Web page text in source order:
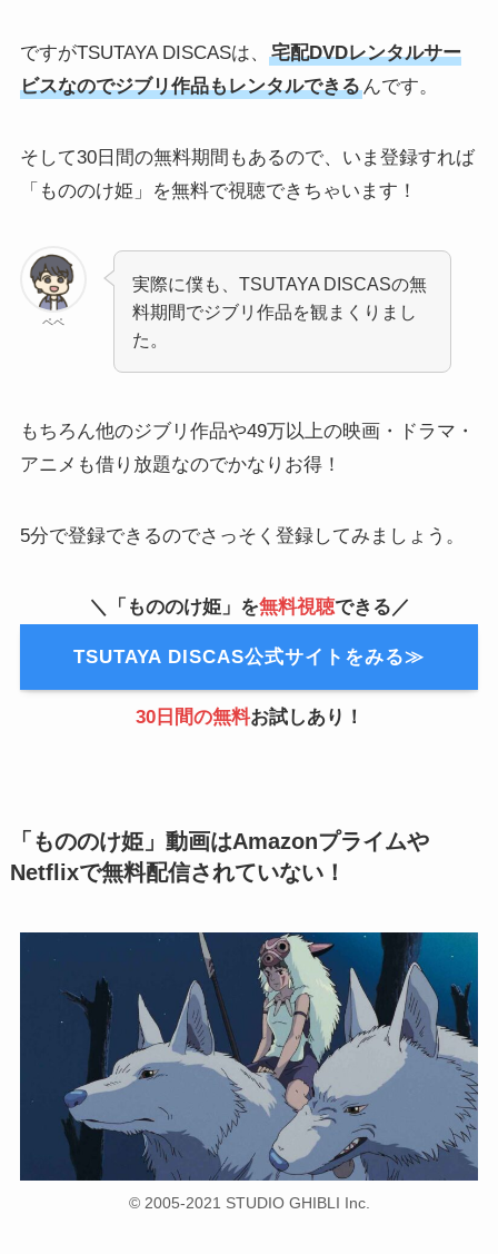
ですがTSUTAYA DISCASは、
宅配DVDレンタルサー
ビスなのでジブリ作品もレンタルできるんです。
そして30日間の無料期間もあるので、いま登録すれば
「もののけ姫」を無料で視聴できちゃいます！
ペペ
実際に僕も、TSUTAYA DISCASの無
料期間でジブリ作品を観まくりまし
た。
もちろん他のジブリ作品や49万以上の映画・ドラマ・
アニメも借り放題なのでかなりお得！
5分で登録できるのでさっそく登録してみましょう。
＼「もののけ姫」を無料視聴できる／
TSUTAYA DISCAS公式サイトをみる≫
30日間の無料お試しあり！
「もののけ姫」動画はAmazonプライムや
Netflixで無料配信されていない！
© 2005-2021 STUDIO GHIBLI Inc.